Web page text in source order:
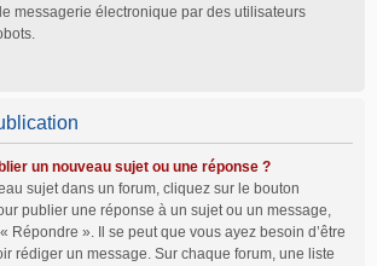
messagerie électronique par des utilisateurs
un nouveau sujet ou une réponse ?
sujet dans un forum, cliquez sur le bouton
publier une réponse à un sujet ou un message,
Répondre ». Il se peut que vous ayez besoin d’être
rédiger un message. Sur chaque forum, une liste